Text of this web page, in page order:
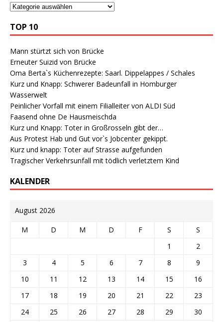
TOP 10
Mann stürtzt sich von Brücke
Erneuter Suizid von Brücke
Oma Berta`s Küchenrezepte: Saarl. Dippelappes / Schales
Kurz und Knapp: Schwerer Badeunfall in Homburger
Wasserwelt
Peinlicher Vorfall mit einem Filialleiter von ALDI Süd
Faasend ohne De Hausmeischda
Kurz und Knapp: Toter in Großrosseln gibt der…
Aus Protest Hab und Gut vor`s Jobcenter gekippt.
Kurz und knapp: Toter auf Strasse aufgefunden
Tragischer Verkehrsunfall mit tödlich verletztem Kind
KALENDER
August 2026
M D M D F S
S
1
2
3
4 5 6 7 8
9
10
11 12 13 14 15
16
17
18 19 20 21 22
23
24
25 26 27 28 29
30